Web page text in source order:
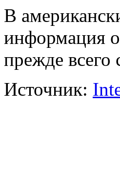
В
информация о
прежде всего
Источник: